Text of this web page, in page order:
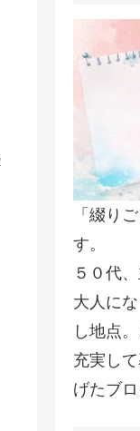
「綴り
す。
５０代
大人に
し地点
充実し
げたブロ